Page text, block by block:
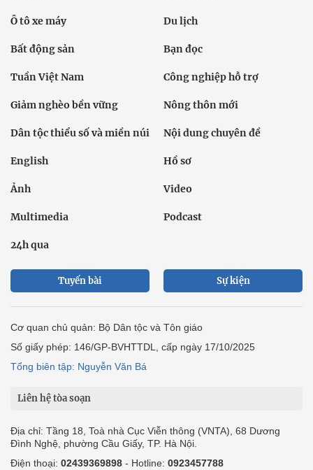
Ô tô xe máy Du lịch
Bất động sản Bạn đọc
Tuần Việt Nam Công nghiệp hỗ trợ
Giảm nghèo bền vững Nông thôn mới
Dân tộc thiểu số và miền núi Nội dung chuyên đề
English Hồ sơ
Ảnh Video
Multimedia Podcast
24h qua
Tuyến bài Sự kiện
Cơ quan chủ quản: Bộ Dân tộc và Tôn giáo
Số giấy phép: 146/GP-BVHTTDL, cấp ngày 17/10/2025
Tổng biên tập: Nguyễn Văn Bá
Liên hệ tòa soạn
Địa chỉ: Tầng 18, Toà nhà Cục Viễn thông (VNTA), 68 Dương
Đình Nghệ, phường Cầu Giấy, TP. Hà Nội.
Điện thoại: 02439369898 - Hotline: 0923457788